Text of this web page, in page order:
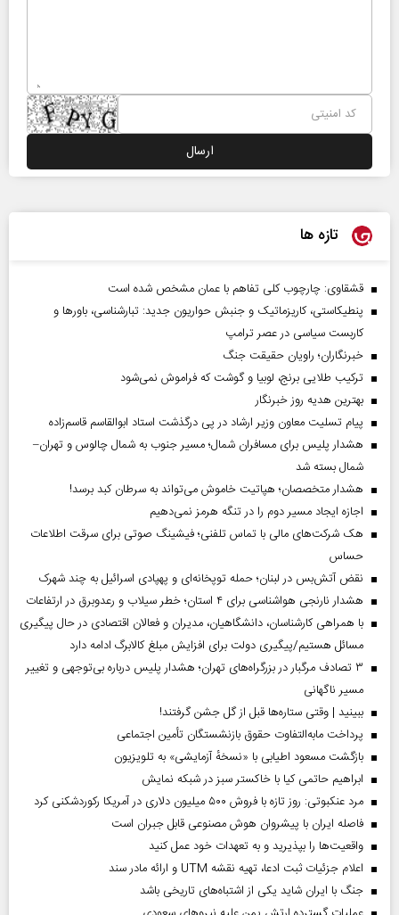
تازه ها
قشقاوی: چارچوب کلی تفاهم با عمان مشخص شده است
پنطیکاستی، کاریزماتیک و جنبش حواریون جدید: تبارشناسی، باور‌ها و
کاربست سیاسی در عصر ترامپ
خبرنگاران؛ راویان حقیقت جنگ
ترکیب طلایی برنج، لوبیا و گوشت که فراموش نمی‌شود
بهترین هدیه روز خبرنگار
پیام تسلیت معاون وزیر ارشاد در پی درگذشت استاد ابوالقاسم قاسم‌زاده
هشدار پلیس برای مسافران شمال؛ مسیر جنوب به شمال چالوس و تهران–
شمال بسته شد
هشدار متخصصان؛ هپاتیت خاموش می‌تواند به سرطان کبد برسد!
اجازه ایجاد مسیر دوم را در تنگه هرمز نمی‌دهیم
هک شرکت‌های مالی با تماس تلفنی؛ فیشینگ صوتی برای سرقت اطلاعات
حساس
نقض آتش‌بس در لبنان؛ حمله توپخانه‌ای و پهپادی اسرائیل به چند شهرک
هشدار نارنجی هواشناسی برای ۴ استان؛ خطر سیلاب و رعدوبرق در ارتفاعات
با همراهی کارشناسان، دانشگاهیان، مدیران و فعالان اقتصادی در حال پیگیری
مسائل هستیم/پیگیری دولت برای افزایش مبلغ کالابرگ ادامه دارد
۳ تصادف مرگبار در بزرگراه‌های تهران؛ هشدار پلیس درباره بی‌توجهی و تغییر
مسیر ناگهانی
ببینید | وقتی ستاره‌ها قبل از گل جشن گرفتند!
پرداخت مابه‌التفاوت حقوق بازنشستگان تأمین اجتماعی
بازگشت مسعود اطیابی با «نسخهٔ آزمایشی» به تلویزیون
ابراهیم حاتمی کیا با خاکستر سبز در شبکه نمایش
مرد عنکبوتی: روز تازه با فروش ۵۰۰ میلیون دلاری در آمریکا رکوردشکنی کرد
فاصله ایران با پیشرو‌ان هوش مصنوعی قابل جبران است
واقعیت‌ها را بپذیرید و به تعهدات خود عمل کنید
اعلام جزئیات ثبت ادعا، تهیه نقشه UTM و ارائه مادر سند
جنگ با ایران شاید یکی از اشتباه‌های تاریخی باشد